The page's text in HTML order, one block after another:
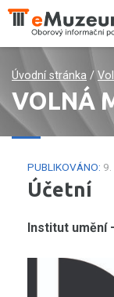
Úvodní stránka /
VOLNÁ
PUBLIKOVÁNO:
Účetní
Institut umění